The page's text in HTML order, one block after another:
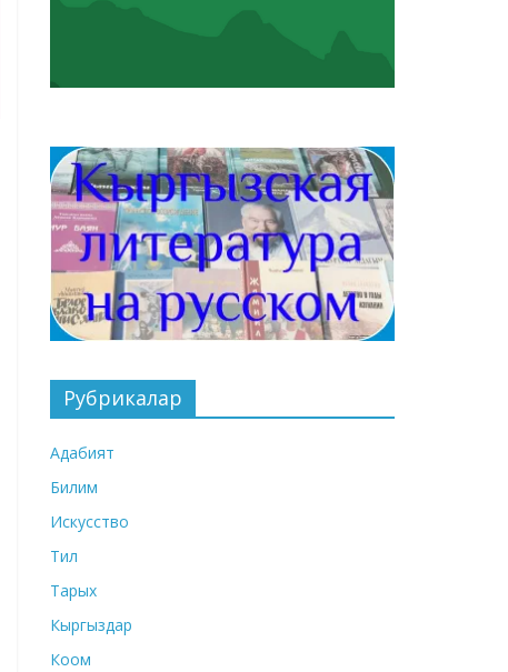
Рубрикалар
Адабият
Билим
Искусство
Тил
Тарых
Кыргыздар
Коом